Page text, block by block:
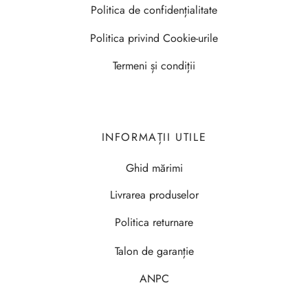
Politica de confidențialitate
Politica privind Cookie-urile
Termeni și condiții
INFORMAȚII UTILE
Ghid mărimi
Livrarea produselor
Politica returnare
Talon de garanție
ANPC